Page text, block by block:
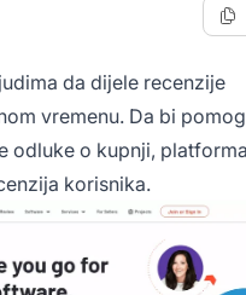
da dijele recenzije
vremenu. Da bi
odluke o kupnji,
korisnika.